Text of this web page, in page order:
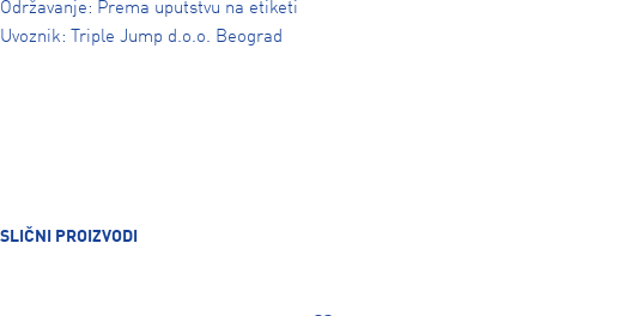
Održavanje: Prema uputstvu na etiketi
Uvoznik: Triple Jump d.o.o. Beograd
SLIČNI PROIZVODI